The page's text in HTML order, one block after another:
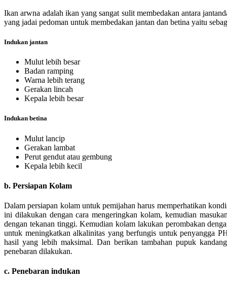
Ikan arwna adalah ikan yang sangat sulit membedakan antara
yang jadai pedoman untuk membedakan jantan dan betina yaitu
Indukan jantan
Mulut lebih besar
Badan ramping
Warna lebih terang
Gerakan lincah
Kepala lebih besar
Indukan betina
Mulut lancip
Gerakan lambat
Perut gendut atau gembung
Kepala lebih kecil
b. Persiapan Kolam
Dalam persiapan kolam untuk pemijahan harus memperhatikan
ini dilakukan dengan cara mengeringkan kolam, kemudian
dengan tekanan tinggi. Kemudian kolam lakukan perombakan
untuk meningkatkan alkalinitas yang berfungis untuk penyangga
hasil yang lebih maksimal. Dan berikan tambahan pupuk
penebaran dilakukan.
c. Penebaran indukan